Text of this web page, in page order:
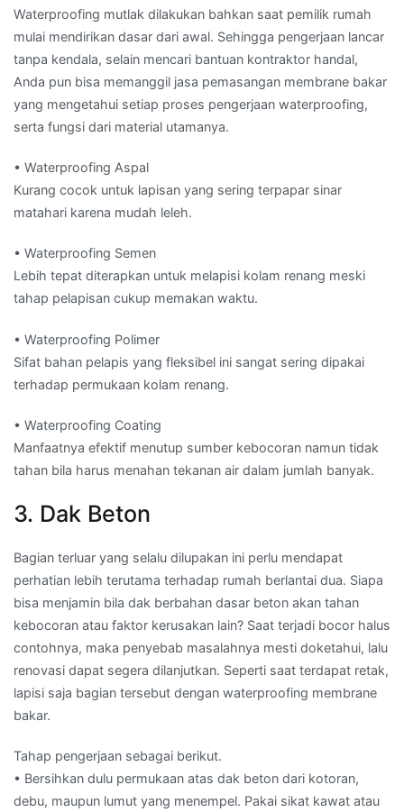
Waterproofing mutlak dilakukan bahkan saat pemilik rumah
mulai mendirikan dasar dari awal. Sehingga pengerjaan lancar
tanpa kendala, selain mencari bantuan kontraktor handal,
Anda pun bisa memanggil jasa pemasangan membrane bakar
yang mengetahui setiap proses pengerjaan waterproofing,
serta fungsi dari material utamanya.
• Waterproofing Aspal
Kurang cocok untuk lapisan yang sering terpapar sinar
matahari karena mudah leleh.
• Waterproofing Semen
Lebih tepat diterapkan untuk melapisi kolam renang meski
tahap pelapisan cukup memakan waktu.
• Waterproofing Polimer
Sifat bahan pelapis yang fleksibel ini sangat sering dipakai
terhadap permukaan kolam renang.
• Waterproofing Coating
Manfaatnya efektif menutup sumber kebocoran namun tidak
tahan bila harus menahan tekanan air dalam jumlah banyak.
3. Dak Beton
Bagian terluar yang selalu dilupakan ini perlu mendapat
perhatian lebih terutama terhadap rumah berlantai dua. Siapa
bisa menjamin bila dak berbahan dasar beton akan tahan
kebocoran atau faktor kerusakan lain? Saat terjadi bocor halus
contohnya, maka penyebab masalahnya mesti doketahui, lalu
renovasi dapat segera dilanjutkan. Seperti saat terdapat retak,
lapisi saja bagian tersebut dengan waterproofing membrane
bakar.
Tahap pengerjaan sebagai berikut.
• Bersihkan dulu permukaan atas dak beton dari kotoran,
debu, maupun lumut yang menempel. Pakai sikat kawat atau